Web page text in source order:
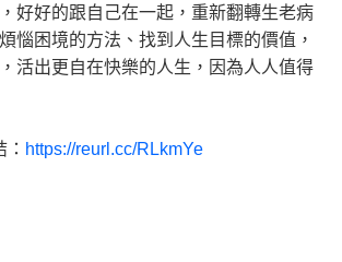
好好的跟自己在一起，重新翻轉生老病
惱困境的方法、找到人生目標的價值，
活出更自在快樂的人生，因為人人值得
https://reurl.cc/RLkmYe